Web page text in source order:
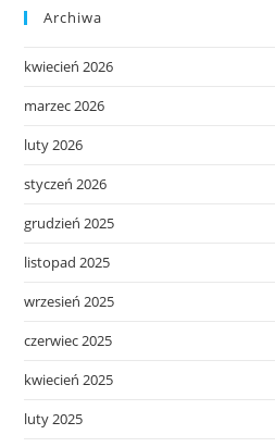
Archiwa
kwiecień 2026
marzec 2026
luty 2026
styczeń 2026
grudzień 2025
listopad 2025
wrzesień 2025
czerwiec 2025
kwiecień 2025
luty 2025